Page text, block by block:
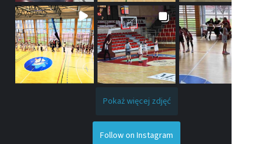
Pokaż więcej zdjęć
Follow on Instagram